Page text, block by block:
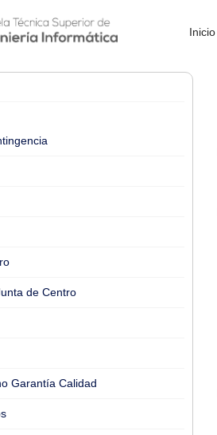
Inicio
de Centro
Garantía Calidad